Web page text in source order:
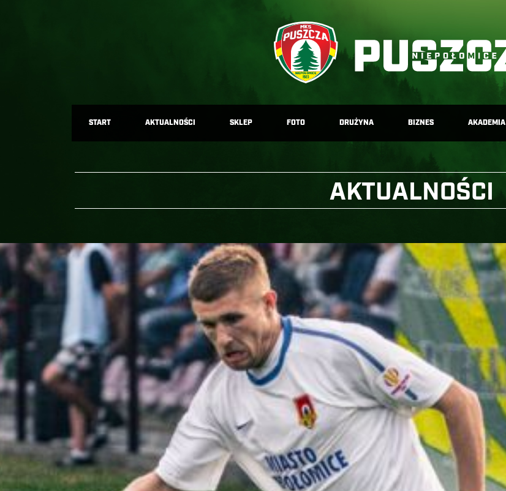
START AKTUALNOŚCI SKLEP FOTO DRUŻYNA BIZNES AKADEMIA
AKTUALNOŚCI